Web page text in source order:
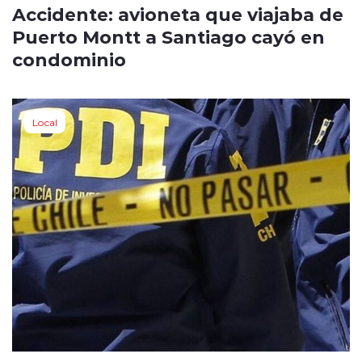
Accidente: avioneta que viajaba de
Puerto Montt a Santiago cayó en
condominio
Local